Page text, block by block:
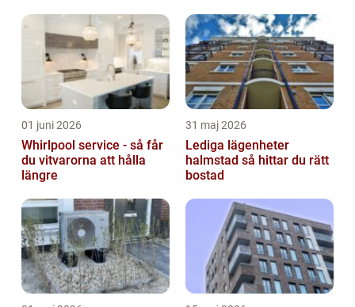
01 juni 2026
Whirlpool service - så får
du vitvarorna att hålla
längre
31 maj 2026
Lediga lägenheter
halmstad så hittar du rätt
bostad